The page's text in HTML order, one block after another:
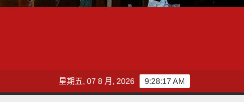
9:28:18 AM
星期五, 07 8 月, 2026